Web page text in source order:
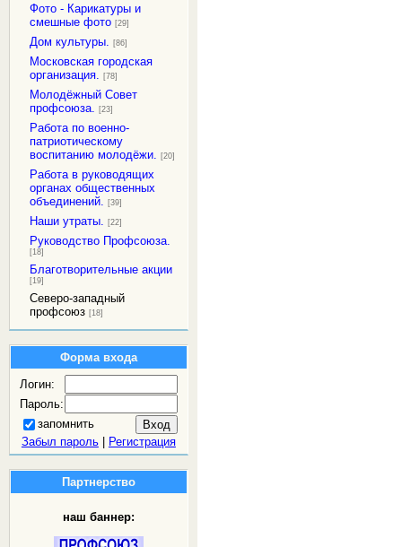
Фото - Карикатуры и
смешные фото [29]
Дом культуры. [86]
Московская городская
организация. [78]
Молодёжный Совет
профсоюза. [23]
Работа по военно-
патриотическому
воспитанию молодёжи. [20]
Работа в руководящих
органах общественных
объединений. [39]
Наши утраты. [22]
Руководство Профсоюза.
[18]
Благотворительные акции
[19]
Северо-западный
профсоюз [18]
Форма входа
Логин:
Пароль:
запомнить
Забыл пароль| Регистрация
Партнерство
наш баннер: